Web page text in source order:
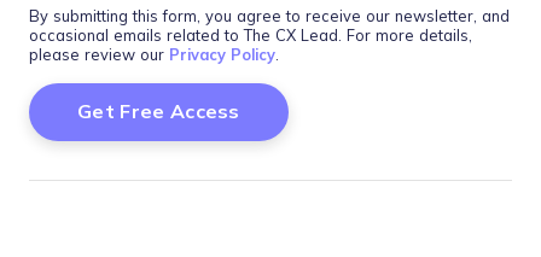
By submitting this form, you agree to receive our newsletter, and
occasional emails related to The CX Lead. For more details,
please review our Privacy Policy.